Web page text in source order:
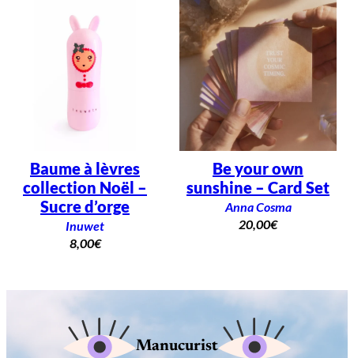
Baume à lèvres
collection Noël –
Sucre d’orge
Inuwet
8,00€
Be your own
sunshine – Card Set
Anna Cosma
20,00€
Manucurist